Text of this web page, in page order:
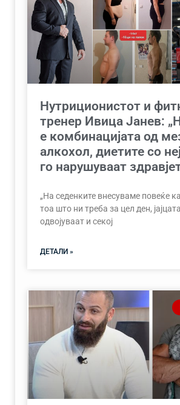
Нутриционистот и
тренер Ивица Јанев:
е комбинацијата од
алкохол, диетите со
го нарушуваат
„На седенките внесуваме повеќе
тоа што ни треба за цел ден,
одвојуваат и секој
ДЕТАЛИ »